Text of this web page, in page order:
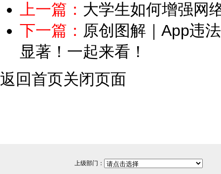
上一篇： 大学生如何增强网
下一篇： 原创图解｜App违
显著！一起来看！
返回首页关闭页面
上级部门：